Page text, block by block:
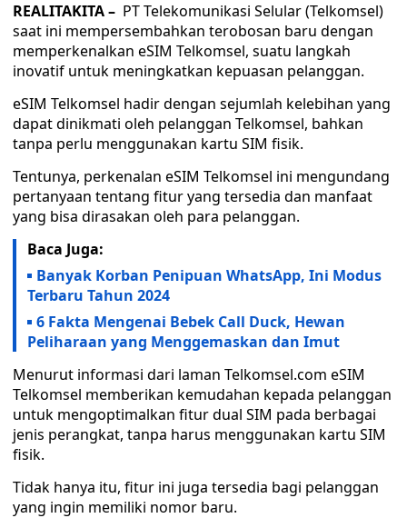
REALITAKITA – PT Telekomunikasi Selular (Telkomsel)
saat ini mempersembahkan terobosan baru dengan
memperkenalkan eSIM Telkomsel, suatu langkah
inovatif untuk meningkatkan kepuasan pelanggan.
eSIM Telkomsel hadir dengan sejumlah kelebihan yang
dapat dinikmati oleh pelanggan Telkomsel, bahkan
tanpa perlu menggunakan kartu SIM fisik.
Tentunya, perkenalan eSIM Telkomsel ini mengundang
pertanyaan tentang fitur yang tersedia dan manfaat
yang bisa dirasakan oleh para pelanggan.
Baca Juga:
Banyak Korban Penipuan WhatsApp, Ini Modus
Terbaru Tahun 2024
6 Fakta Mengenai Bebek Call Duck, Hewan
Peliharaan yang Menggemaskan dan Imut
Menurut informasi dari laman Telkomsel.com eSIM
Telkomsel memberikan kemudahan kepada pelanggan
untuk mengoptimalkan fitur dual SIM pada berbagai
jenis perangkat, tanpa harus menggunakan kartu SIM
fisik.
Tidak hanya itu, fitur ini juga tersedia bagi pelanggan
yang ingin memiliki nomor baru.